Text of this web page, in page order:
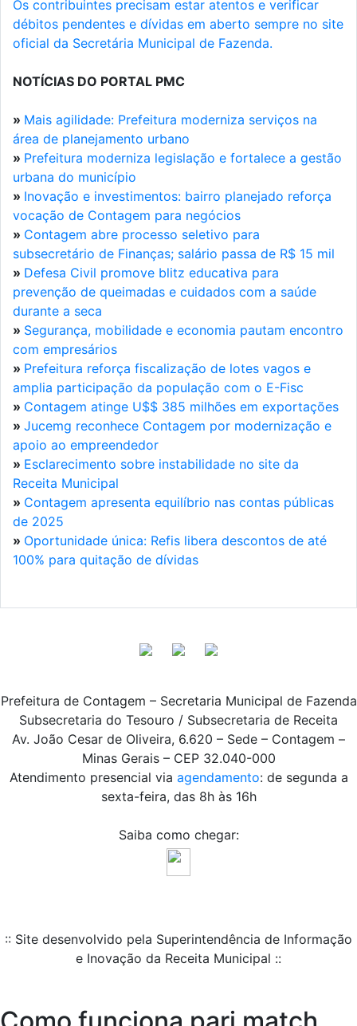
Os contribuintes precisam estar atentos e verificar
débitos pendentes e dívidas em aberto sempre no site
oficial da Secretária Municipal de Fazenda.
NOTÍCIAS DO PORTAL PMC
» Mais agilidade: Prefeitura moderniza serviços na
área de planejamento urbano
» Prefeitura moderniza legislação e fortalece a gestão
urbana do município
» Inovação e investimentos: bairro planejado reforça
vocação de Contagem para negócios
» Contagem abre processo seletivo para
subsecretário de Finanças; salário passa de R$ 15 mil
» Defesa Civil promove blitz educativa para
prevenção de queimadas e cuidados com a saúde
durante a seca
» Segurança, mobilidade e economia pautam encontro
com empresários
» Prefeitura reforça fiscalização de lotes vagos e
amplia participação da população com o E-Fisc
» Contagem atinge U$$ 385 milhões em exportações
» Jucemg reconhece Contagem por modernização e
apoio ao empreendedor
» Esclarecimento sobre instabilidade no site da
Receita Municipal
» Contagem apresenta equilíbrio nas contas públicas
de 2025
» Oportunidade única: Refis libera descontos de até
100% para quitação de dívidas
Prefeitura de Contagem – Secretaria Municipal de Fazenda
Subsecretaria do Tesouro / Subsecretaria de Receita
Av. João Cesar de Oliveira, 6.620 – Sede – Contagem –
Minas Gerais – CEP 32.040-000
Atendimento presencial via agendamento: de segunda a
sexta-feira, das 8h às 16h
Saiba como chegar:
:: Site desenvolvido pela Superintendência de Informação
e Inovação da Receita Municipal ::